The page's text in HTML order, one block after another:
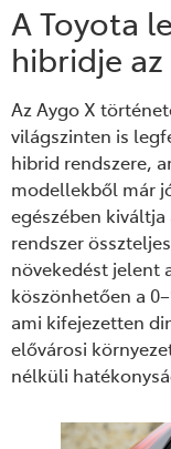
A Toyota
hibridje
Az Aygo X
világszinten is
hibrid rendszere,
modellekből már
egészében
rendszer
növekedést jelent
köszönhetően a
ami kifejezetten
elővárosi
nélküli